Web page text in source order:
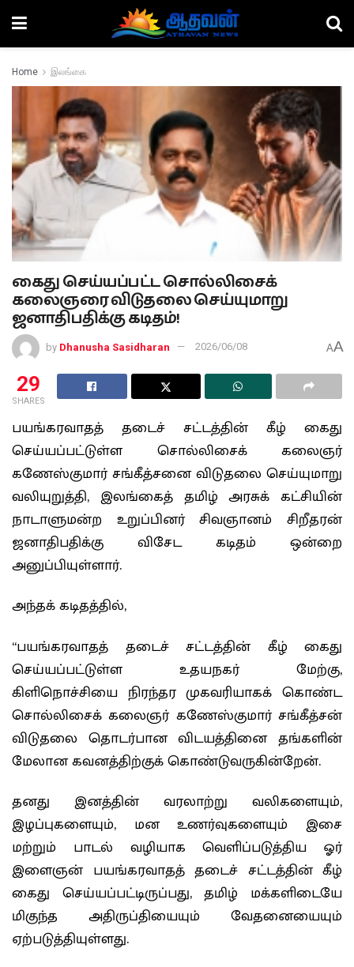
Home இலங்கை
கைது செய்யப்பட்ட சொல்லிசைக்
கலைஞரை விடுதலை செய்யுமாறு
ஜனாதிபதிக்கு கடிதம்!
by Dhanusha Sasidharan 2026/06/08 AA
29
SHARES
பயங்கரவாதத் தடைச் சட்டத்தின் கீழ் கைது
செய்யப்பட்டுள்ள சொல்லிசைக் கலைஞர்
கணேஸ்குமார் சங்கீத்சனை விடுதலை செய்யுமாறு
வலியுறுத்தி, இலங்கைத் தமிழ் அரசுக் கட்சியின்
நாடாளுமன்ற உறுப்பினர் சிவஞானம் சிறீதரன்
ஜனாதிபதிக்கு விசேட கடிதம் ஒன்றை
அனுப்பியுள்ளார்.
அந்தக் கடிதத்தில்,
“பயங்கரவாதத் தடைச் சட்டத்தின் கீழ் கைது
செய்யப்பட்டுள்ள உதயநகர் மேற்கு,
கிளிநொச்சியை நிரந்தர முகவரியாகக் கொண்ட
சொல்லிசைக் கலைஞர் கணேஸ்குமார் சங்கீத்சன்
விடுதலை தொடர்பான விடயத்தினை தங்களின்
மேலான கவனத்திற்குக் கொண்டுவருகின்றேன்.
தனது இனத்தின் வரலாற்று வலிகளையும்,
இழப்புகளையும், மன உணர்வுகளையும் இசை
மற்றும் பாடல் வழியாக வெளிப்படுத்திய ஓர்
இளைஞன் பயங்கரவாதத் தடைச் சட்டத்தின் கீழ்
கைது செய்யப்பட்டிருப்பது, தமிழ் மக்களிடையே
மிகுந்த அதிருப்தியையும் வேதனையையும்
ஏற்படுத்தியுள்ளது.